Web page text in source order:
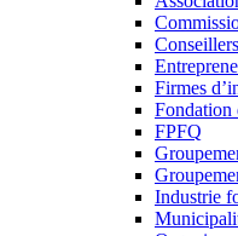
Firmes
Fondation
FPFQ
Industrie